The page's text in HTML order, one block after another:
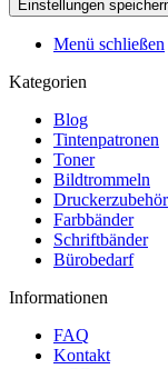
Menü schließen
Kategorien
Blog
Tintenpatronen
Toner
Bildtrommeln
Druckerzubehör
Farbbänder
Schriftbänder
Bürobedarf
Informationen
FAQ
Kontakt